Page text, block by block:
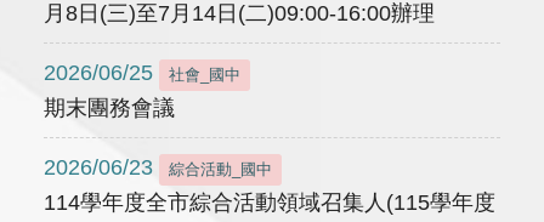
月8日(三)至7月14日(二)09:00-16:00辦理
2026/06/25 社會_國中
期末團務會議
2026/06/23 綜合活動_國中
114學年度全市綜合活動領域召集人(115學年度